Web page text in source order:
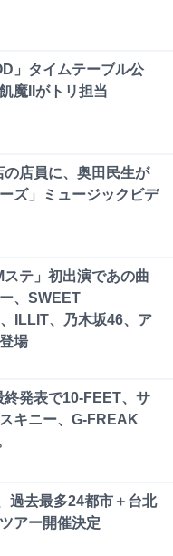
」タイムテーブル公
魔IIがトリ担当
店員に、奥田民生が
ズ」ミュージックビデ
テ」初出演であの曲
、SWEET
ILLIT、乃木坂46、ア
場
終発表で10-FEET、サ
キニー、G-FREAK
過去最多24都市＋台北
アー開催決定